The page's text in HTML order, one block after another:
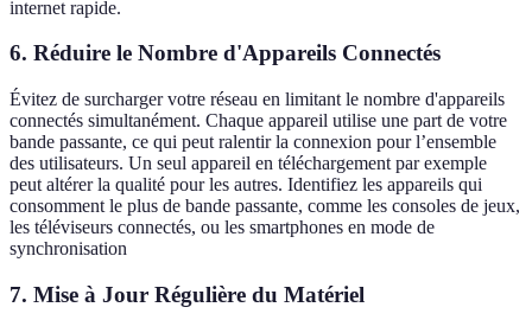
internet rapide.
6. Réduire le Nombre d'Appareils Connectés
Évitez de surcharger votre réseau en limitant le nombre d'appareils
connectés simultanément. Chaque appareil utilise une part de votre
bande passante, ce qui peut ralentir la connexion pour l’ensemble
des utilisateurs. Un seul appareil en téléchargement par exemple
peut altérer la qualité pour les autres. Identifiez les appareils qui
consomment le plus de bande passante, comme les consoles de jeux,
les téléviseurs connectés, ou les smartphones en mode de
synchronisation
7. Mise à Jour Régulière du Matériel